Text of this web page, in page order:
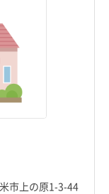
市上の原1-3-44